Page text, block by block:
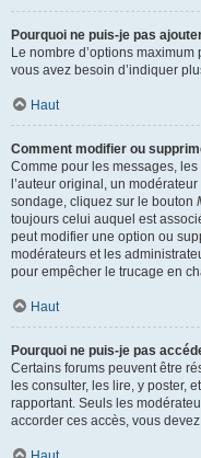
Pourquoi ne puis-je pas
Le nombre d’options
vous avez besoin d’indiquer
Haut
Comment modifier ou
Comme pour les messages,
l’auteur original, un
sondage, cliquez sur le bouton
toujours celui auquel est
peut modifier une option ou
modérateurs et les
pour empêcher le trucage en
Haut
Pourquoi ne puis-je pas
Certains forums peuvent être
les consulter, les lire, y poster,
rapportant. Seuls les
accorder ces accès, vous